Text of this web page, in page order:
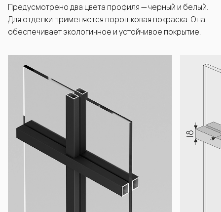
Предусмотрено два цвета профиля — черный и белый.
Для отделки применяется порошковая покраска. Она
обеспечивает экологичное и устойчивое покрытие.